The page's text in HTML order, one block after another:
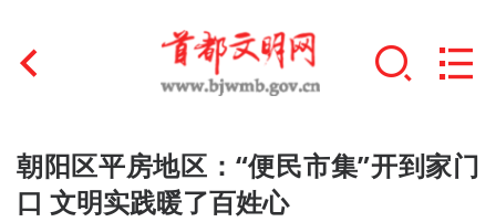
首页
文明创建
朝阳区平房地区：“便民市集”开到家门
口 文明实践暖了百姓心